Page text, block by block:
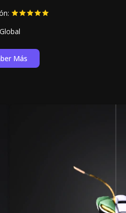
Global
Más